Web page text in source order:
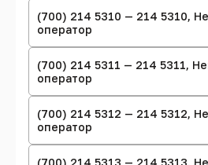
(700) 214 5310 — 214 5310,
оператор
(700) 214 5311 — 214 5311,
оператор
(700) 214 5312 — 214 5312,
оператор
(700) 214 5313 — 214 5313,